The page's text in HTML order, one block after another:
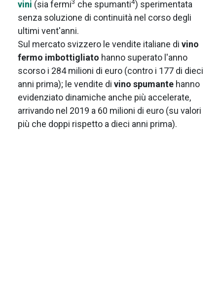
vini (sia fermi che spumanti ) sperimentata
senza soluzione di continuità nel corso degli
ultimi vent'anni.
Sul mercato svizzero le vendite italiane di vino
fermo imbottigliato hanno superato l'anno
scorso i 284 milioni di euro (contro i 177 di dieci
anni prima); le vendite di vino spumante hanno
evidenziato dinamiche anche più accelerate,
arrivando nel 2019 a 60 milioni di euro (su valori
più che doppi rispetto a dieci anni prima).